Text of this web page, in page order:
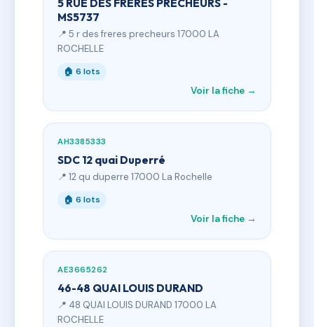
5 RUE DES FRERES PRECHEURS -
MS5737
📍 5 r des freres precheurs 17000 LA
ROCHELLE
🏠 6 lots
Voir la fiche →
AH3385333
SDC 12 quai Duperré
📍 12 qu duperre 17000 La Rochelle
🏠 6 lots
Voir la fiche →
AE3665262
46-48 QUAI LOUIS DURAND
📍 48 QUAI LOUIS DURAND 17000 LA
ROCHELLE